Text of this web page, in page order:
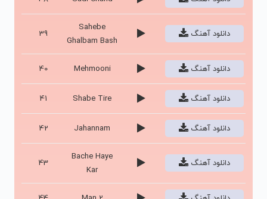
39
Sahebe
Ghalbam Bash
دانلود آهنگ
40 Mehmooni دانلود آهنگ
41 Shabe Tire دانلود آهنگ
42 Jahannam دانلود آهنگ
43
Bache Haye
Kar
دانلود آهنگ